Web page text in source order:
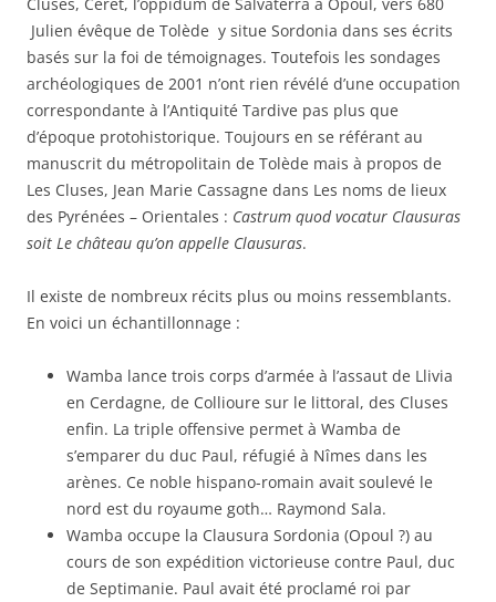
Julien évêque de Tolède y situe Sordonia dans ses écrits
basés sur la foi de témoignages. Toutefois les sondages
archéologiques de 2001 n’ont rien révélé d’une occupation
correspondante à l’Antiquité Tardive pas plus que
d’époque protohistorique. Toujours en se référant au
manuscrit du métropolitain de Tolède mais à propos de
Les Cluses, Jean Marie Cassagne dans Les noms de lieux
des Pyrénées – Orientales : Castrum quod vocatur Clausuras
soit Le château qu’on appelle Clausuras.
Il existe de nombreux récits plus ou moins ressemblants.
En voici un échantillonnage :
Wamba lance trois corps d’armée à l’assaut de Llivia
en Cerdagne, de Collioure sur le littoral, des Cluses
enfin. La triple offensive permet à Wamba de
s’emparer du duc Paul, réfugié à Nîmes dans les
arènes. Ce noble hispano-romain avait soulevé le
nord est du royaume goth… Raymond Sala.
Wamba occupe la Clausura Sordonia (Opoul ?) au
cours de son expédition victorieuse contre Paul, duc
de Septimanie. Paul avait été proclamé roi par